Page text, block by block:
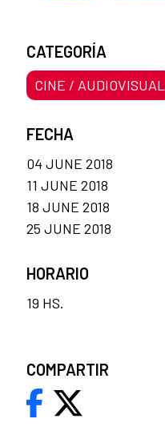
CATEGORÍA
CINE / AUDIOVISUAL
FECHA
04 JUNE 2018
11 JUNE 2018
18 JUNE 2018
25 JUNE 2018
HORARIO
19 HS.
COMPARTIR